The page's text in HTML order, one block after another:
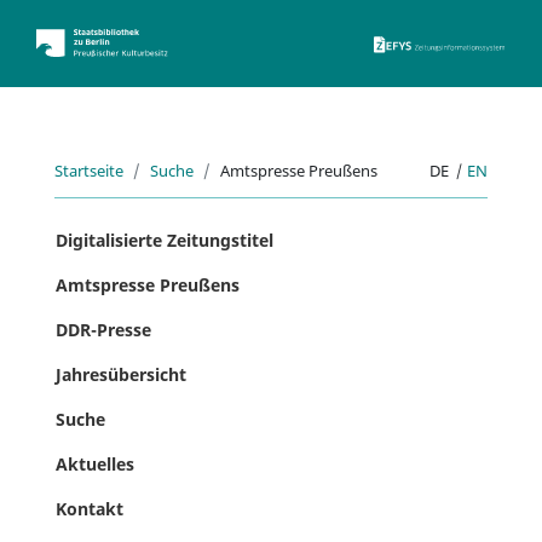
Startseite Suche Amtspresse Preußens DE | EN
Digitalisierte Zeitungstitel
Amtspresse Preußens
DDR-Presse
Jahresübersicht
Suche
Aktuelles
Kontakt